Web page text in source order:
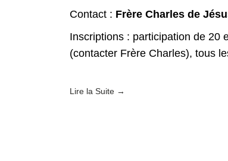
Contact : Frère Charles de
Inscriptions : participation de 20
(contacter Frère Charles), tous
Lire la Suite →